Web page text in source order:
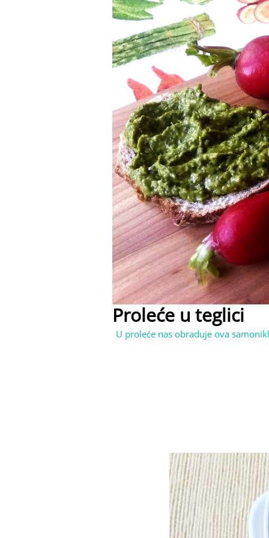
Proleće u teglici
U proleće nas obraduje ova